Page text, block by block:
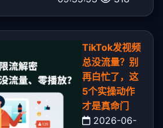
TikTok发视频
总没流量？别
再白忙了，这
5个实操动作
才是真命门
2026-06-